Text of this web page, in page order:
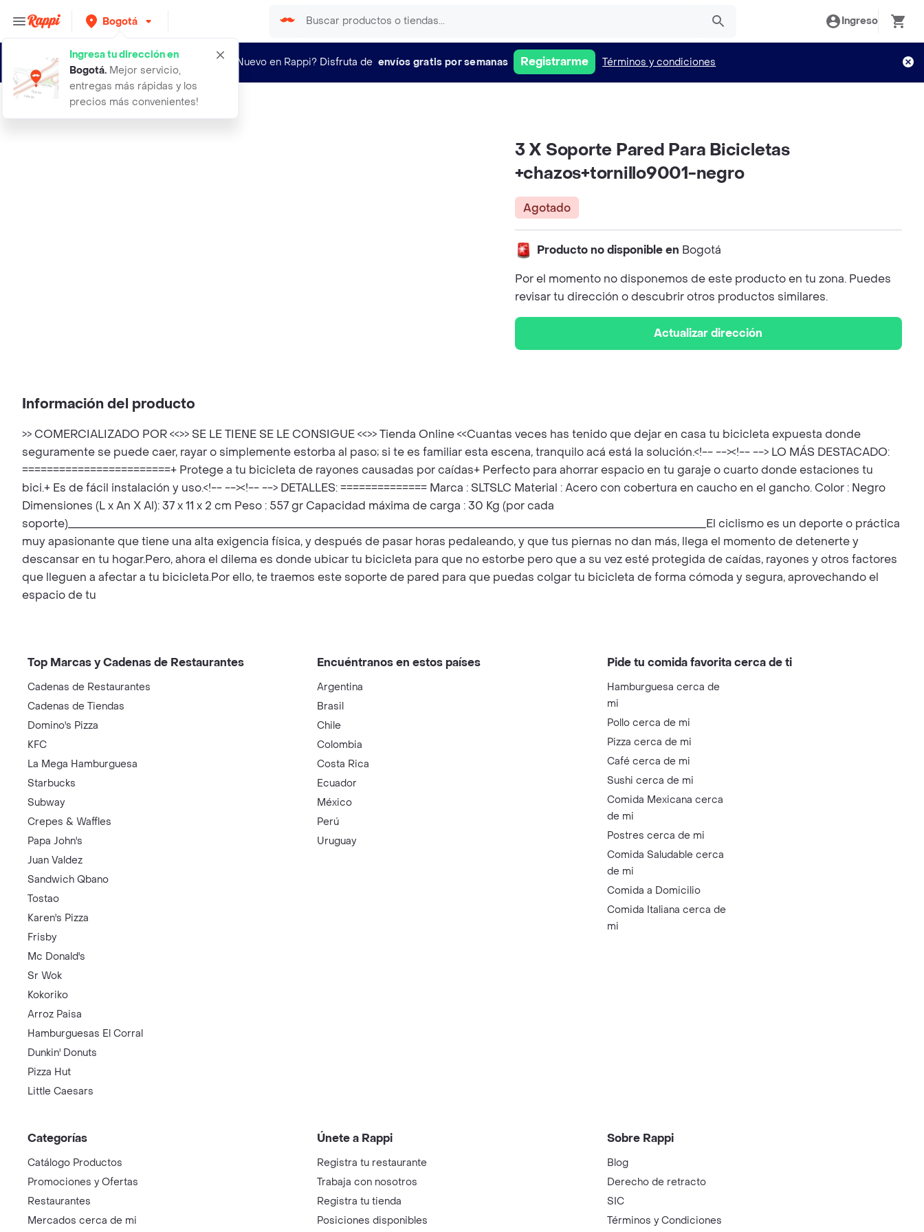
Bogotá
Ingresa tu dirección en
Bogotá. Mejor servicio,
entregas más rápidas y los
precios más convenientes!
Ingreso
¿Nuevo en Rappi? Disfruta de envíos gratis por semanas Registrarme Términos y condiciones
3 x soporte pared para bicicletas c
3 X Soporte Pared Para Bicicletas
+chazos+tornillo9001-negro
Agotado
Producto no disponible en Bogotá
Por el momento no disponemos de este producto en tu zona. Puedes
revisar tu dirección o descubrir otros productos similares.
Actualizar dirección
Información del producto
>> COMERCIALIZADO POR <<>> SE LE TIENE SE LE CONSIGUE <<>> Tienda Online <<Cuantas veces has tenido que dejar en casa tu bicicleta expuesta donde
seguramente se puede caer, rayar o simplemente estorba al paso; si te es familiar esta escena, tranquilo acá está la solución.<!-- --><!-- --> LO MÁS DESTACADO:
========================+ Protege a tu bicicleta de rayones causadas por caídas+ Perfecto para ahorrar espacio en tu garaje o cuarto donde estaciones tu
bici.+ Es de fácil instalación y uso.<!-- --><!-- --> DETALLES: ============== Marca : SLTSLC Material : Acero con cobertura en caucho en el gancho. Color : Negro
Dimensiones (L x An X Al): 37 x 11 x 2 cm Peso : 557 gr Capacidad máxima de carga : 30 Kg (por cada
soporte)____________________________________________________________________________________________________________________El ciclismo es un deporte o práctica
muy apasionante que tiene una alta exigencia física, y después de pasar horas pedaleando, y que tus piernas no dan más, llega el momento de detenerte y
descansar en tu hogar.Pero, ahora el dilema es donde ubicar tu bicicleta para que no estorbe pero que a su vez esté protegida de caídas, rayones y otros factores
que lleguen a afectar a tu bicicleta.Por ello, te traemos este soporte de pared para que puedas colgar tu bicicleta de forma cómoda y segura, aprovechando el
espacio de tu
Top Marcas y Cadenas de Restaurantes
Cadenas de Restaurantes
Cadenas de Tiendas
Domino's Pizza
KFC
La Mega Hamburguesa
Starbucks
Subway
Crepes & Waffles
Papa John's
Juan Valdez
Sandwich Qbano
Tostao
Karen's Pizza
Frisby
Mc Donald's
Sr Wok
Kokoriko
Arroz Paisa
Hamburguesas El Corral
Dunkin' Donuts
Pizza Hut
Little Caesars
Encuéntranos en estos países
Argentina
Brasil
Chile
Colombia
Costa Rica
Ecuador
México
Perú
Uruguay
Pide tu comida favorita cerca de ti
Hamburguesa cerca de
mi
Pollo cerca de mi
Pizza cerca de mi
Café cerca de mi
Sushi cerca de mi
Comida Mexicana cerca
de mi
Postres cerca de mi
Comida Saludable cerca
de mi
Comida a Domicilio
Comida Italiana cerca de
mi
Categorías
Catálogo Productos
Promociones y Ofertas
Restaurantes
Mercados cerca de mi
Únete a Rappi
Registra tu restaurante
Trabaja con nosotros
Registra tu tienda
Posiciones disponibles
Sobre Rappi
Blog
Derecho de retracto
SIC
Términos y Condiciones